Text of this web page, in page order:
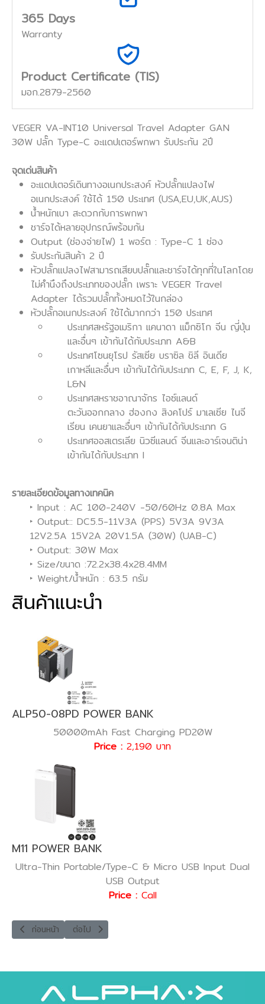
365 Days
Warranty
Product Certificate (TIS)
มอก.2879-2560
VEGER VA-INT10 Universal Travel Adapter GAN
30W ปลั๊ก Type-C อะแดปเตอร์พกพา รับประกัน 2ปี
จุดเด่นสินค้า
อะแดปเตอร์เดินทางอเนกประสงค์ หัวปลั๊กแปลงไฟ
อเนกประสงค์ ใช้ได้ 150 ประเทศ (USA,EU,UK,AUS)
น้ำหนักเบา สะดวกกับการพกพา
ชาร์จได้หลายอุปกรณ์พร้อมกัน
Output (ช่องจ่ายไฟ) 1 พอร์ต : Type-C 1 ช่อง
รับประกันสินค้า 2 ปี
หัวปลั๊กแปลงไฟสามารถเสียบปลั๊กและชาร์จได้ทุกที่ในโลกโดย
ไม่คำนึงถึงประเภทของปลั๊ก เพราะ VEGER Travel
Adapter ได้รวมปลั๊กทั้งหมดไว้ในกล่อง
หัวปลั๊กอเนกประสงค์ ใช้ได้มากกว่า 150 ประเทศ
ประเทศสหรัฐอเมริกา แคนาดา แม็กซิโก จีน ญี่ปุ่น
และอื่นๆ เข้ากันได้กับประเภท A&B
ประเทศโซนยุโรป รัสเซีย บราซิล ชิลี อินเดีย
เกาหลีและอื่นๆ เข้ากันได้กับประเภท C, E, F, J, K,
L&N
ประเทศสหราชอาณาจักร ไอซ์แลนด์
ตะวันออกกลาง ฮ่องกง สิงคโปร์ มาเลเซีย ไนจี
เรียน เคนยาและอื่นๆ เข้ากันได้กับประเภท G
ประเทศออสเตรเลีย นิวซีแลนด์ จีนและอาร์เจนติน่า
เข้ากันได้กับประเภท I
รายละเอียดข้อมูลทางเทคนิค
‣ Input : AC 100-240V -50/60Hz 0.8A Max
‣ Output:: DC5.5-11V3A (PPS) 5V3A 9V3A
12V2.5A 15V2A 20V1.5A (30W) (UAB-C)
‣ Output: 30W Max
‣ Size/ขนาด :72.2x38.4x28.4MM
‣ Weight/น้ำหนัก : 63.5 กรัม
สินค้าแนะนำ
ALP50-08PD POWER BANK
50000mAh Fast Charging PD20W
Price : 2,190 บาท
M11 POWER BANK
Ultra-Thin Portable/Type-C & Micro USB Input Dual
USB Output
Price : Call
เนื้อหาก่อนหน้า: VA-INT09 UNIVERSAL TRAVEL ADAPTER
ก่อนหน้า เนื้อหาถัดไป: VA-INT07 UNIVERSAL TRAVEL
ต่อไป